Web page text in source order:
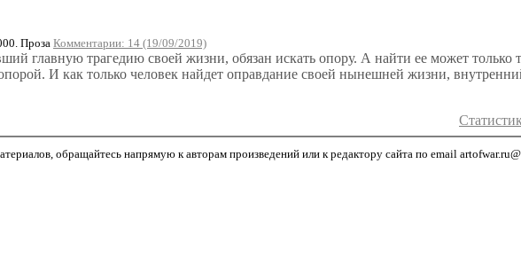
Проза Комментарии: 14 (19/09/2019)
главную трагедию своей жизни, обязан искать опору. А найти ее может только
И как только человек найдет оправдание своей нынешней жизни,
обращайтесь напрямую к авторам произведений или к редактору сайта по email